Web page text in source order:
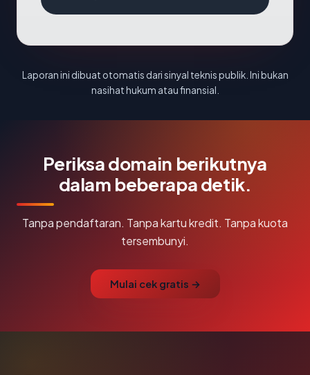
Laporan ini dibuat otomatis dari sinyal teknis publik. Ini bukan
nasihat hukum atau finansial.
Periksa domain berikutnya
dalam beberapa detik.
Tanpa pendaftaran. Tanpa kartu kredit. Tanpa kuota
tersembunyi.
Mulai cek gratis →